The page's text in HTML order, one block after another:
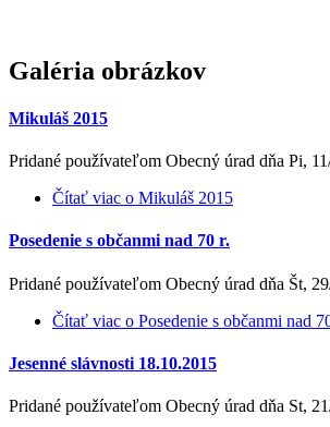
Galéria obrázkov
Mikuláš 2015
Pridané používateľom Obecný úrad dňa Pi,
Čítať viac o Mikuláš 2015
Posedenie s občanmi nad 70 r.
Pridané používateľom Obecný úrad dňa Št,
Čítať viac o Posedenie s občanmi nad
Jesenné slávnosti 18.10.2015
Pridané používateľom Obecný úrad dňa St,